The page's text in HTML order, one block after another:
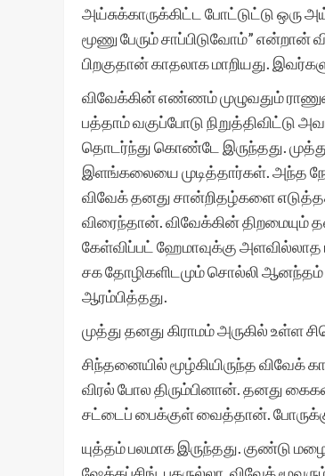
அய்சுக்காருக்கிட்ட போட்டுட்டு
மூணு பேரும் சாப்பிடுவோம்” என்றான்
பிறகுதான் காதலாக மாறியது.
விவேக்கின் எண்ணம் முழுவதும்
பத்தாம் வகுப்போடு
தொடர்ந்து கொண்டே இருந்தது.
இளங்கலையை முடித்தார்கள். அந்த
விவேக் தனது சான்றிதழ்களை
விரைந்தான். விவேக்கின்
கேள்விப்பட் ஹேமாவுக்கு
சக தோழிகளிடமும் சொல்லி ஆனந்தம்
ஆரம்பித்தது.
முத்து தனது கிராமம் அருகில் உள்ள
சிந்தனையில் மூழ்கியிருந்த விவேக்
விரல் போல திரும்பினான். தனது
சட்டைப் பைக்குள் வைத்தான்.
யுத்தம் பலமாக இருந்தது. குண்டு